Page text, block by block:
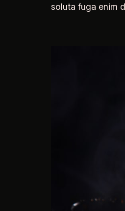
soluta fuga enim